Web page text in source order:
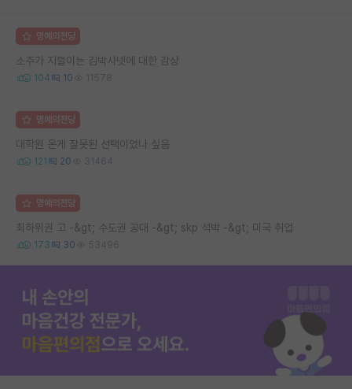
명예의전당
소주가 지껄이는 김박사넷에 대한 감상
104 10 11578
명예의전당
대학원 온게 잘못된 선택이었나 싶음
121 20 31464
명예의전당
최하위권 고 -&gt; 수도권 공대 -&gt; skp 석박 -&gt; 미국 취업
173 30 53496